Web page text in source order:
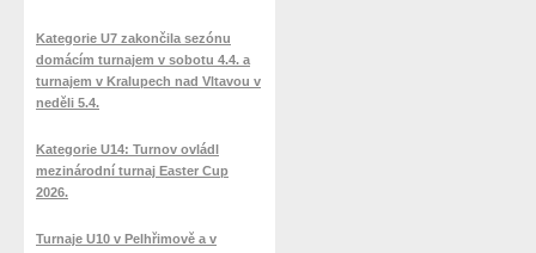
Kategorie U7 zakončila sezónu
domácím turnajem v sobotu 4.4. a
turnajem v Kralupech nad Vltavou v
neděli 5.4.
Kategorie U14: Turnov ovládl
mezinárodní turnaj Easter Cup
2026.
Turnaje U10 v Pelhřimově a v